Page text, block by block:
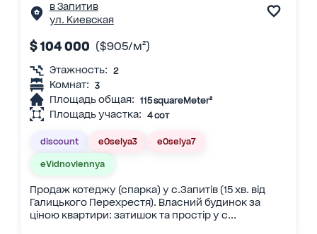
в Запитив
ул. Киевская
$ 104 000 ($905/м²)
Этажность: 2
Комнат: 3
Площадь общая: 115 squareMeter²
Площадь участка: 4 сот
discount eOselya3 eOselya7
eVidnovlennya
Продаж котеджу (спарка) у с.Запитів (15 хв. від
Галицького Перехрестя). Власний будинок за
ціною квартири: затишок та простір у с...